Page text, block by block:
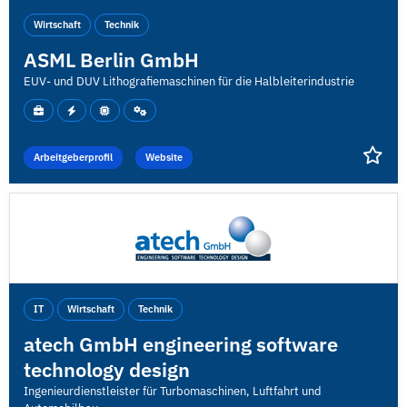
Wirtschaft Technik
ASML Berlin GmbH
EUV- und DUV Lithografiemaschinen für die Halbleiterindustrie
Arbeitgeberprofil Website
IT Wirtschaft Technik
atech GmbH engineering software
technology design
Ingenieurdienstleister für Turbomaschinen, Luftfahrt und